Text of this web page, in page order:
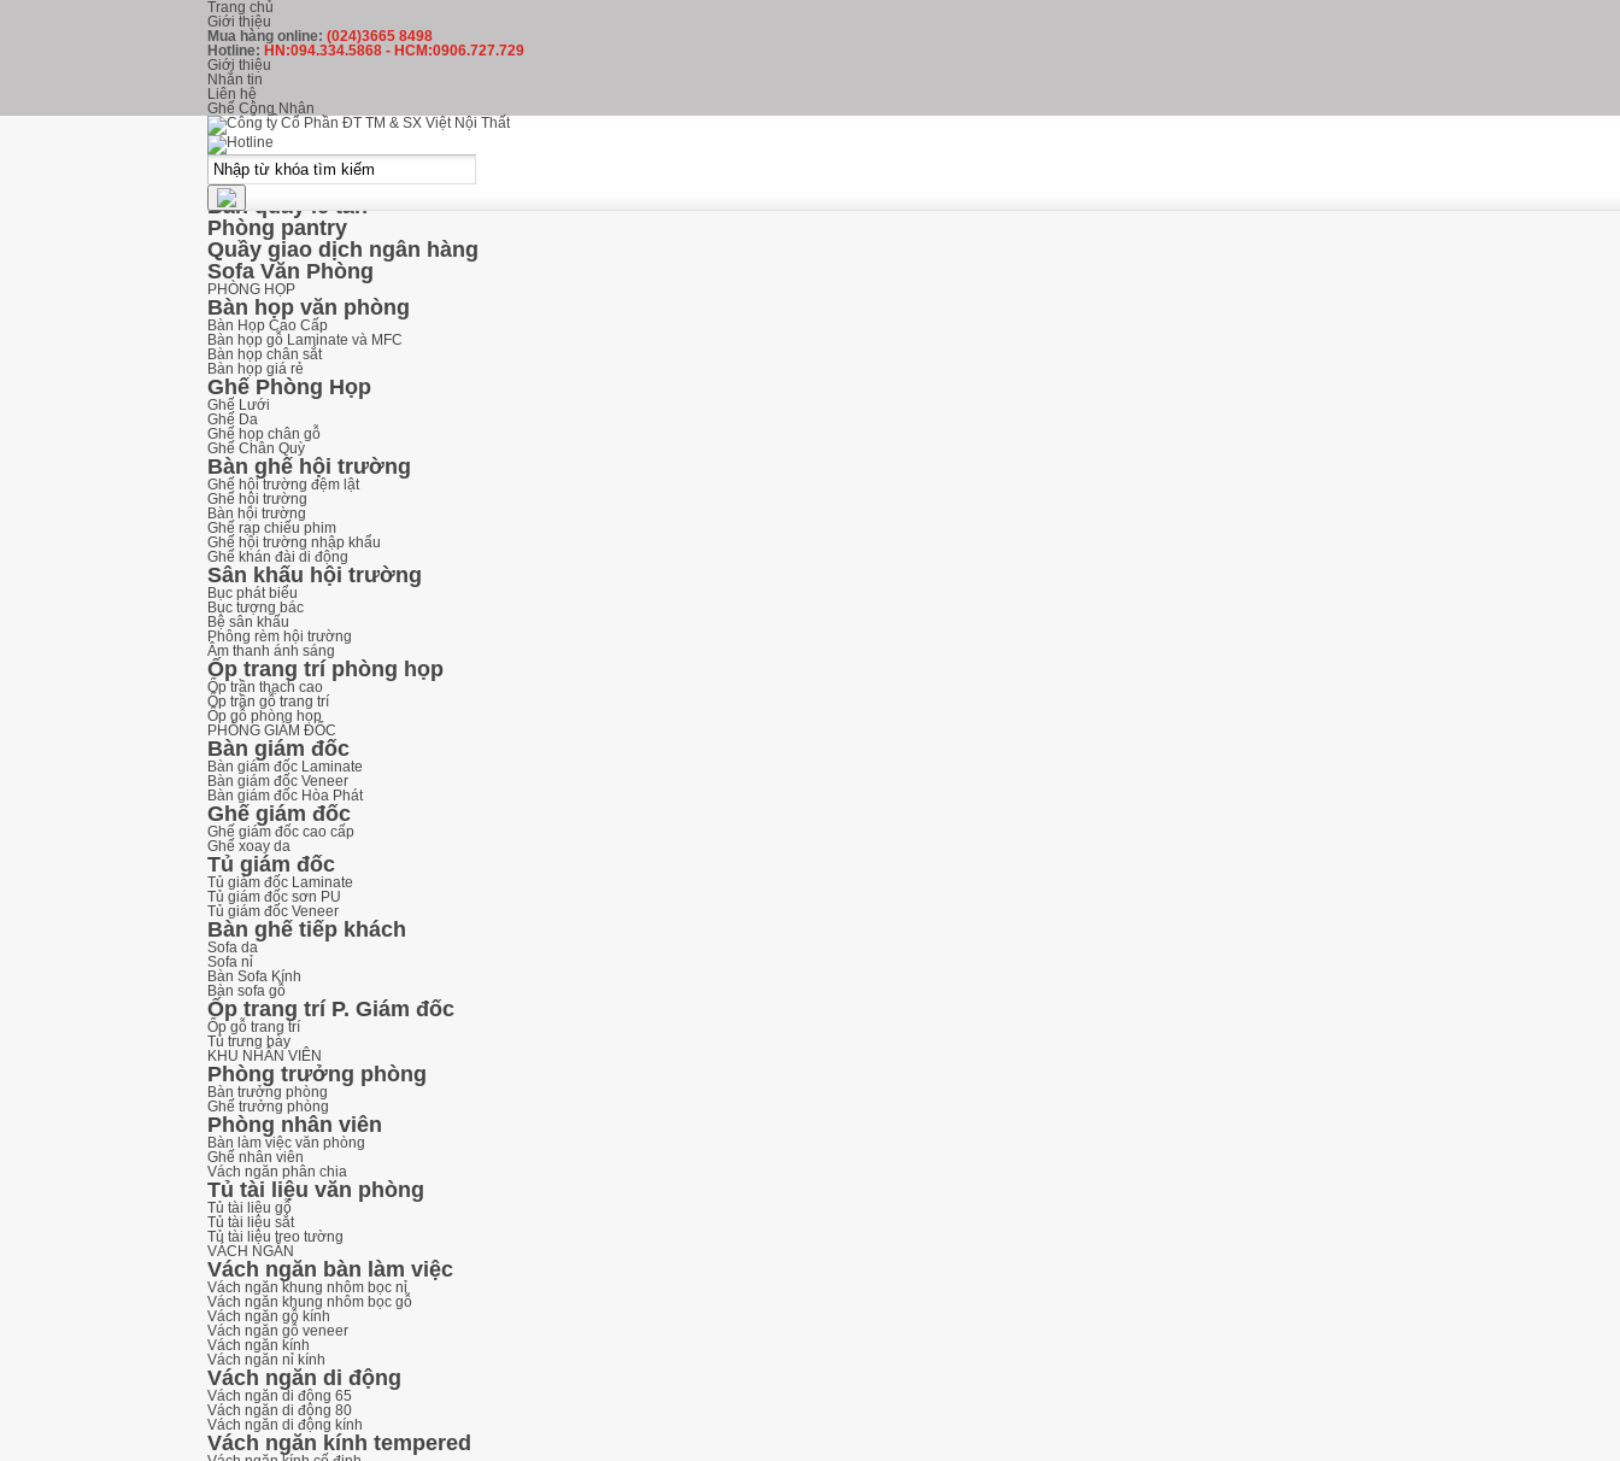
Trang chủ
Giới thiệu
Mua hàng online: (024)3665 8498
Hotline: HN:094.334.5868 - HCM:0906.727.729
Giới thiệu
Nhắn tin
Liên hệ
Ghế Công Nhân
kHU LỄ TÂN
Ghế Phòng Chờ
Ghế băng chờ inox
Ghế băng chờ nhựa
Ghế băng chờ Hòa Phát
Bàn quầy lễ tân
Phòng pantry
Quầy giao dịch ngân hàng
Sofa Văn Phòng
PHÒNG HỌP
Bàn họp văn phòng
Bàn Họp Cao Cấp
Bàn họp gỗ Laminate và MFC
Bàn họp chân sắt
Bàn họp giá rẻ
Ghế Phòng Họp
Ghế Lưới
Ghế Da
Ghế họp chân gỗ
Ghế Chân Quỳ
Bàn ghế hội trường
Ghế hội trường đệm lật
Ghế hội trường
Bàn hội trường
Ghế rạp chiếu phim
Ghế hội trường nhập khẩu
Ghế khán đài di động
Sân khấu hội trường
Bục phát biểu
Bục tượng bác
Bệ sân khấu
Phông rèm hội trường
Âm thanh ánh sáng
Ốp trang trí phòng họp
Ốp trần thạch cao
Ốp trần gỗ trang trí
Ốp gỗ phòng họp
PHÒNG GIÁM ĐỐC
Bàn giám đốc
Bàn giám đốc Laminate
Bàn giám đốc Veneer
Bàn giám đốc Hòa Phát
Ghế giám đốc
Ghế giám đốc cao cấp
Ghế xoay da
Tủ giám đốc
Tủ giám đốc Laminate
Tủ giám đốc sơn PU
Tủ giám đốc Veneer
Bàn ghế tiếp khách
Sofa da
Sofa nỉ
Bàn Sofa Kính
Bàn sofa gỗ
Ốp trang trí P. Giám đốc
Ốp gỗ trang trí
Tủ trưng bày
KHU NHÂN VIÊN
Phòng trưởng phòng
Bàn trưởng phòng
Ghế trưởng phòng
Phòng nhân viên
Bàn làm việc văn phòng
Ghế nhân viên
Vách ngăn phân chia
Tủ tài liệu văn phòng
Tủ tài liệu gỗ
Tủ tài liệu sắt
Tủ tài liệu treo tường
VÁCH NGĂN
Vách ngăn bàn làm việc
Vách ngăn khung nhôm bọc nỉ
Vách ngăn khung nhôm bọc gỗ
Vách ngăn gỗ kính
Vách ngăn gỗ veneer
Vách ngăn kính
Vách ngăn nỉ kính
Vách ngăn di động
Vách ngăn di động 65
Vách ngăn di động 80
Vách ngăn di động kính
Vách ngăn kính tempered